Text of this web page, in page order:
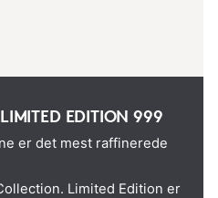
EDITION 999
er det mest raffinerede
Limited Edition er